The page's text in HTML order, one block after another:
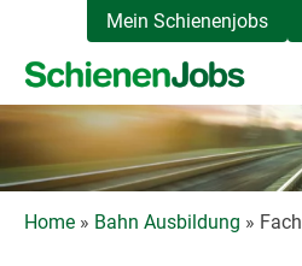
springen
Mein Schienenjobs
Home » Bahn Ausbildung »